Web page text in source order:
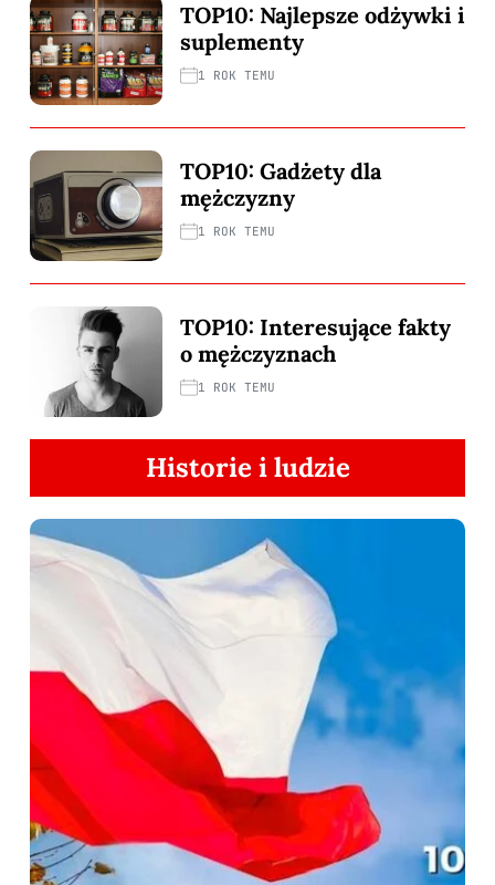
TOP10: Najlepsze odżywki i
suplementy
1 ROK TEMU
TOP10: Gadżety dla
mężczyzny
1 ROK TEMU
TOP10: Interesujące fakty
o mężczyznach
1 ROK TEMU
Historie i ludzie